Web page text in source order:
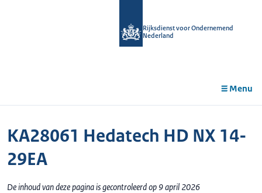
Rijksdienst voor Ondernemend
Nederland
Menu
KA28061 Hedatech HD NX 14-
29EA
De inhoud van deze pagina is gecontroleerd op 9 april 2026